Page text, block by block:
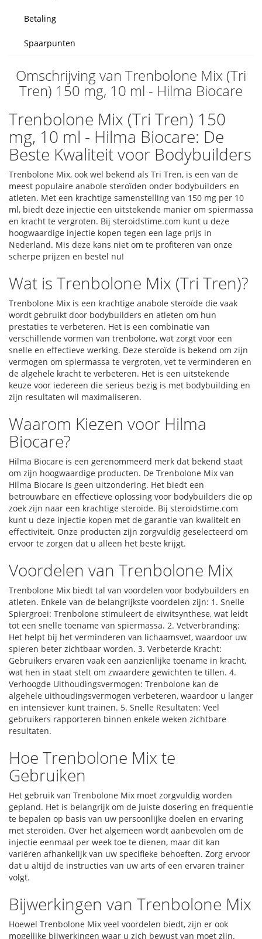
Betaling
Spaarpunten
Omschrijving van Trenbolone Mix (Tri
Tren) 150 mg, 10 ml - Hilma Biocare
Trenbolone Mix (Tri Tren) 150
mg, 10 ml - Hilma Biocare: De
Beste Kwaliteit voor Bodybuilders
Trenbolone Mix, ook wel bekend als Tri Tren, is een van de
meest populaire anabole steroïden onder bodybuilders en
atleten. Met een krachtige samenstelling van 150 mg per 10
ml, biedt deze injectie een uitstekende manier om spiermassa
en kracht te vergroten. Bij steroidstime.com kunt u deze
hoogwaardige injectie kopen tegen een lage prijs in
Nederland. Mis deze kans niet om te profiteren van onze
scherpe prijzen en bestel nu!
Wat is Trenbolone Mix (Tri Tren)?
Trenbolone Mix is een krachtige anabole steroïde die vaak
wordt gebruikt door bodybuilders en atleten om hun
prestaties te verbeteren. Het is een combinatie van
verschillende vormen van trenbolone, wat zorgt voor een
snelle en effectieve werking. Deze steroïde is bekend om zijn
vermogen om spiermassa te vergroten, vet te verminderen en
de algehele kracht te verbeteren. Het is een uitstekende
keuze voor iedereen die serieus bezig is met bodybuilding en
zijn resultaten wil maximaliseren.
Waarom Kiezen voor Hilma
Biocare?
Hilma Biocare is een gerenommeerd merk dat bekend staat
om zijn hoogwaardige producten. De Trenbolone Mix van
Hilma Biocare is geen uitzondering. Het biedt een
betrouwbare en effectieve oplossing voor bodybuilders die op
zoek zijn naar een krachtige steroïde. Bij steroidstime.com
kunt u deze injectie kopen met de garantie van kwaliteit en
effectiviteit. Onze producten zijn zorgvuldig geselecteerd om
ervoor te zorgen dat u alleen het beste krijgt.
Voordelen van Trenbolone Mix
Trenbolone Mix biedt tal van voordelen voor bodybuilders en
atleten. Enkele van de belangrijkste voordelen zijn: 1. Snelle
Spiergroei: Trenbolone stimuleert de eiwitsynthese, wat leidt
tot een snelle toename van spiermassa. 2. Vetverbranding:
Het helpt bij het verminderen van lichaamsvet, waardoor uw
spieren beter zichtbaar worden. 3. Verbeterde Kracht:
Gebruikers ervaren vaak een aanzienlijke toename in kracht,
wat hen in staat stelt om zwaardere gewichten te tillen. 4.
Verhoogde Uithoudingsvermogen: Trenbolone kan de
algehele uithoudingsvermogen verbeteren, waardoor u langer
en intensiever kunt trainen. 5. Snelle Resultaten: Veel
gebruikers rapporteren binnen enkele weken zichtbare
resultaten.
Hoe Trenbolone Mix te
Gebruiken
Het gebruik van Trenbolone Mix moet zorgvuldig worden
gepland. Het is belangrijk om de juiste dosering en frequentie
te bepalen op basis van uw persoonlijke doelen en ervaring
met steroïden. Over het algemeen wordt aanbevolen om de
injectie eenmaal per week toe te dienen, maar dit kan
variëren afhankelijk van uw specifieke behoeften. Zorg ervoor
dat u altijd de instructies van uw arts of een ervaren trainer
volgt.
Bijwerkingen van Trenbolone Mix
Hoewel Trenbolone Mix veel voordelen biedt, zijn er ook
mogelijke bijwerkingen waar u zich bewust van moet zijn.